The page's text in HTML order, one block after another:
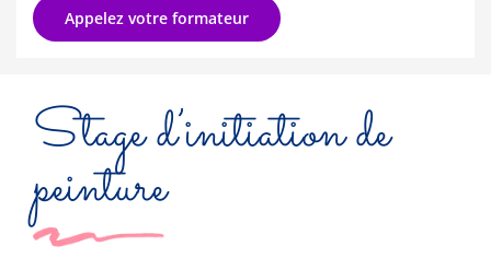
Appelez votre formateur
Stage d’initiation de
peinture